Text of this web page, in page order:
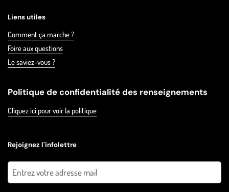
Liens utiles
Comment ça marche ?
Foire aux questions
Le saviez-vous ?
Politique de confidentialité des renseignements
Cliquez ici pour voir la politique
Rejoignez l'infolettre